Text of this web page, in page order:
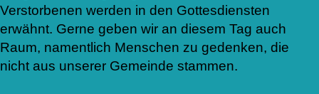
Verstorbenen werden in den Gottesdiensten
erwähnt. Gerne geben wir an diesem Tag auch
Raum, namentlich Menschen zu gedenken, die
nicht aus unserer Gemeinde stammen.